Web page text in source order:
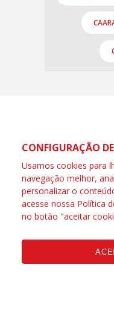
CONFIGURAÇÃO
Usamos cookies para
navegação melhor,
personalizar o
acesse nossa Política
no botão "aceitar